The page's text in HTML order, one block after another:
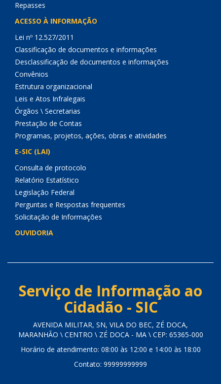
Repasses
ACESSO À INFORMAÇÃO
Lei nº 12.527/2011
Classificação de documentos e informações
Desclassificação de documentos e informações
Convênios
Estrutura organizacional
Leis e Atos Infralegais
Órgãos \ Secretarias
Prestação de Contas
Programas, projetos, ações, obras e atividades
E-SIC (LAI)
Consulta de protocolo
Relatório Estatístico
Legislação Federal
Perguntas e Respostas frequentes
Solicitação de Informações
OUVIDORIA
Serviço de Informação ao
Cidadão - SIC
AVENIDA MILITAR, SN, VILA DO BEC, ZÉ DOCA,
MARANHÃO \ CENTRO \ ZÉ DOCA - MA \ CEP: 65365-000
Horário de atendimento: 08:00 às 12:00 e 14:00 às 18:00
Contato: 99999999999